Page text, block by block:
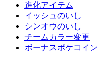
進化アイテム
イッシュのいし
シンオウのいし
チームカラー変更
ボーナスポケコイン